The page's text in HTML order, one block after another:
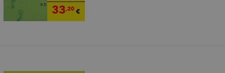
33,20€